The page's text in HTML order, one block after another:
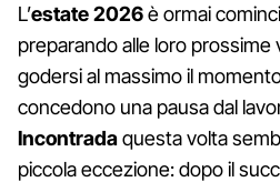
L’estate 2026è ormai
preparando alle loro prossime
godersi al massimo il
concedono una pausa dal
Incontradaquesta volta
piccola eccezione: dopo il